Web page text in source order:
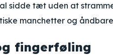
sidde tæt uden at
manchetter og
fingerføling